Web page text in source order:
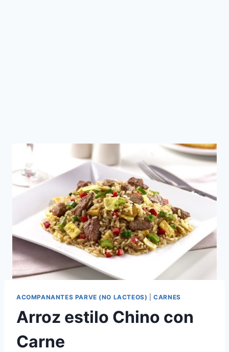
ACOMPANANTES PARVE (NO LACTEOS) |CARNES
Arroz estilo Chino con
Carne